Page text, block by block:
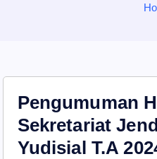
Pengumuman
Sekretariat
Yudisial T.A